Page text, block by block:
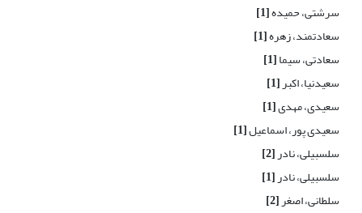
سرشتی، حمیده[1]
سعادتمند، زهره[1]
سعادتی، سیما[1]
سعیدنیا، اکبر[1]
سعیدی، مهدی[1]
سعیدی پور، اسماعیل[1]
سلسبیلی، نادر[2]
سلسبیلی، نادر[1]
سلطانی، اصغر[2]